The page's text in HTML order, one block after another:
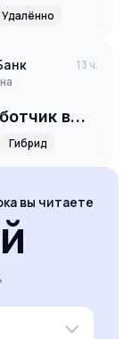
Удалённо
13 ч.
в
Гибрид
вы читаете